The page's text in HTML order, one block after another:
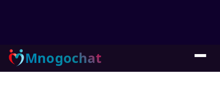
Mnogochat